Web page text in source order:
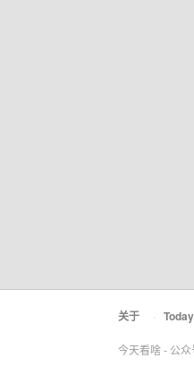
关于 ·
今天看啥 - 公